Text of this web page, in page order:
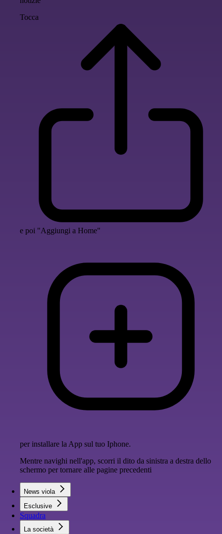
Tocca
e poi "Aggiungi a Home"
per installare la App sul tuo Iphone.
Mentre navighi nell'app, scorri il dito da sinistra a destra dello
schermo per tornare alle pagine precedenti
News viola
Esclusive
Squadra
La società